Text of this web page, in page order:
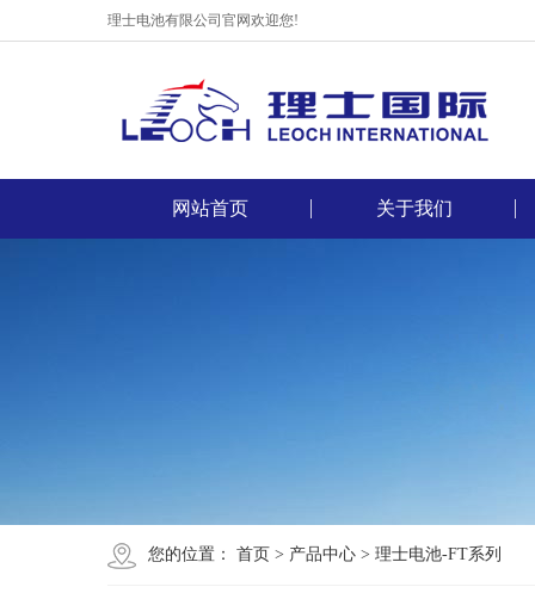
理士电池有限公司官网欢迎您!
网站首页 关于我们
您的位置： 首页 > 产品中心 > 理士电池-FT系列